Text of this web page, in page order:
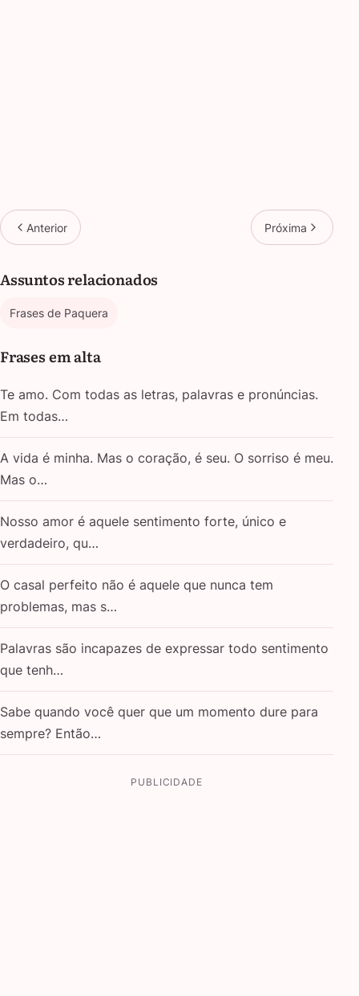
Anterior Próxima
Assuntos relacionados
Frases de Paquera
Frases em alta
Te amo. Com todas as letras, palavras e pronúncias.
Em todas…
A vida é minha. Mas o coração, é seu. O sorriso é meu.
Mas o…
Nosso amor é aquele sentimento forte, único e
verdadeiro, qu…
O casal perfeito não é aquele que nunca tem
problemas, mas s…
Palavras são incapazes de expressar todo sentimento
que tenh…
Sabe quando você quer que um momento dure para
sempre? Então…
PUBLICIDADE